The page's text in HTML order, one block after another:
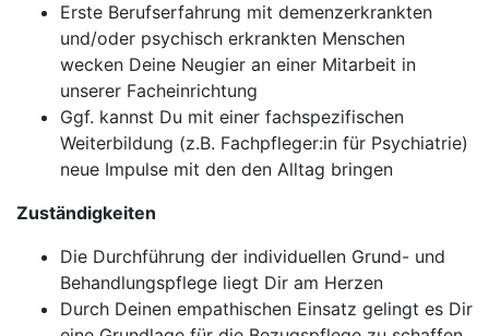
Erste Berufserfahrung mit demenzerkrankten
und/oder psychisch erkrankten Menschen
wecken Deine Neugier an einer Mitarbeit in
unserer Facheinrichtung
Ggf. kannst Du mit einer fachspezifischen
Weiterbildung (z.B. Fachpfleger:in für Psychiatrie)
neue Impulse mit den den Alltag bringen
Zuständigkeiten
Die Durchführung der individuellen Grund- und
Behandlungspflege liegt Dir am Herzen
Durch Deinen empathischen Einsatz gelingt es Dir